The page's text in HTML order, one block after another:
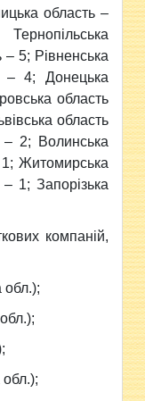
область –
5; Рівненська
– 4; Донецька
область
область
– 2; Волинська
Житомирська
1; Запорізька
компаній,
обл.);